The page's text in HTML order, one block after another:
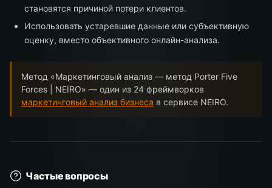
становятся причиной потери клиентов.
Использовать устаревшие данные или субъективную
оценку, вместо объективного онлайн-анализа.
Метод «Маркетинговый анализ — метод Porter Five
Forces | NEIRO» — один из 24 фреймворков
маркетинговый анализ бизнеса в сервисе NEIRO.
Частые вопросы